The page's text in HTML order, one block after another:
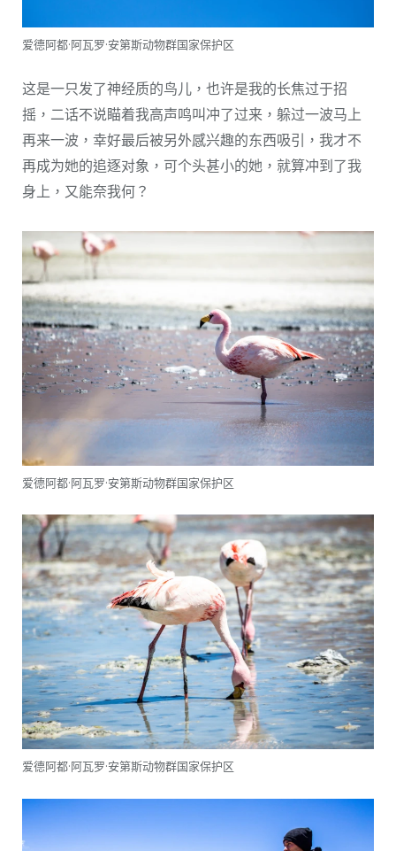
爱德阿都·阿瓦罗·安第斯动物群国家保护区
这是一只发了神经质的鸟儿，也许是我的长焦过于招
摇，二话不说瞄着我高声鸣叫冲了过来，躲过一波马上
再来一波，幸好最后被另外感兴趣的东西吸引，我才不
再成为她的追逐对象，可个头甚小的她，就算冲到了我
身上，又能奈我何？
爱德阿都·阿瓦罗·安第斯动物群国家保护区
爱德阿都·阿瓦罗·安第斯动物群国家保护区